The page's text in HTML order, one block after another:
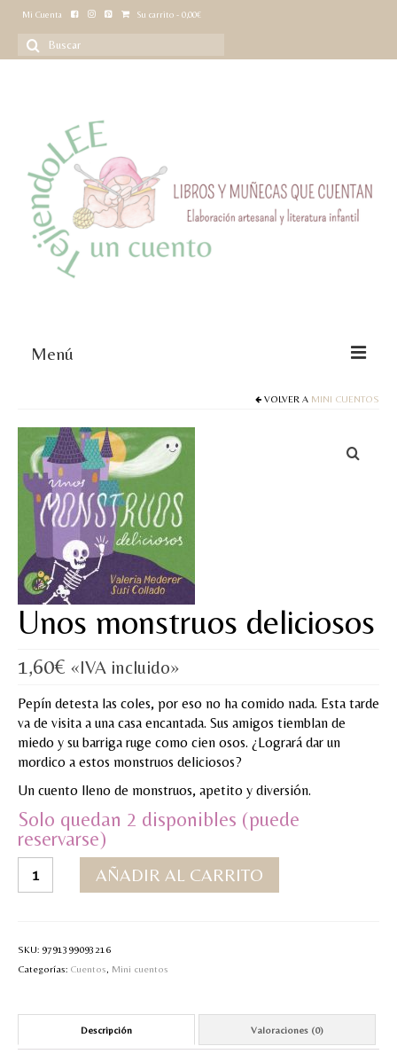
Mi Cuenta Su carrito - 0,00€
Buscar
por:
Menú
Juegos y puzles
Materiales de juego
Artesanía Waldorf
Hecho a mano
Tote bag
Papelería
TIENDA
¿QUIÉN SOY?
CREACIONES
BLOG
MI CUENTA
Valoraciones y opiniones de TejiendoLEE un
VOLVER A MINI CUENTOS
Unos monstruos deliciosos
1,60€ «IVA incluido»
Pepín detesta las coles, por eso no ha comido nada. Esta tarde
va de visita a una casa encantada. Sus amigos tiemblan de
miedo y su barriga ruge como cien osos. ¿Logrará dar un
mordico a estos monstruos deliciosos?
Un cuento lleno de monstruos, apetito y diversión.
Solo quedan 2 disponibles (puede
reservarse)
monstruos
AÑADIR AL CARRITO
SKU: 9791399093216
Categorías: Cuentos Mini cuentos
Descripción Valoraciones (0)